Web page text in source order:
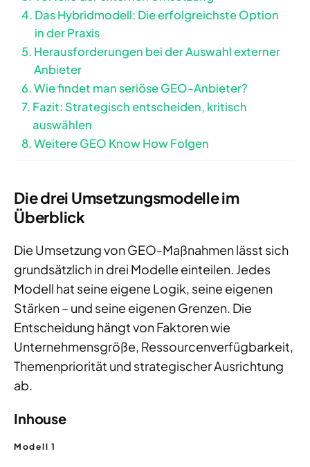
Das Hybridmodell: Die erfolgreichste Option
in der Praxis
Herausforderungen bei der Auswahl externer
Anbieter
Wie findet man seriöse GEO-Anbieter?
Fazit: Strategisch entscheiden, kritisch
auswählen
Weitere GEO Know How Folgen
Die drei Umsetzungsmodelle im
Überblick
Die Umsetzung von GEO-Maßnahmen lässt sich
grundsätzlich in drei Modelle einteilen. Jedes
Modell hat seine eigene Logik, seine eigenen
Stärken – und seine eigenen Grenzen. Die
Entscheidung hängt von Faktoren wie
Unternehmensgröße, Ressourcenverfügbarkeit,
Themenpriorität und strategischer Ausrichtung
ab.
Inhouse
Modell 1